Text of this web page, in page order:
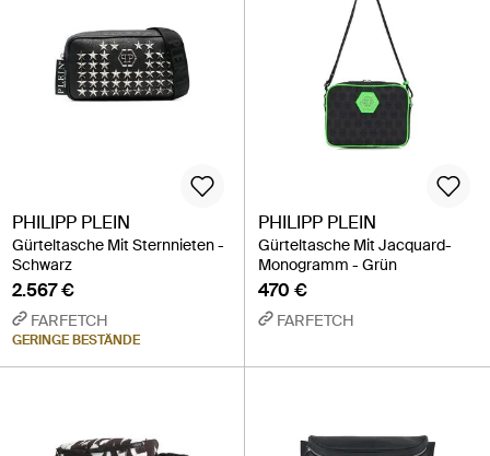
PHILIPP PLEIN
Gürteltasche Mit Sternnieten -
Schwarz
2.567 €
FARFETCH
GERINGE BESTÄNDE
PHILIPP PLEIN
Gürteltasche Mit Jacquard-
Monogramm - Grün
470 €
FARFETCH